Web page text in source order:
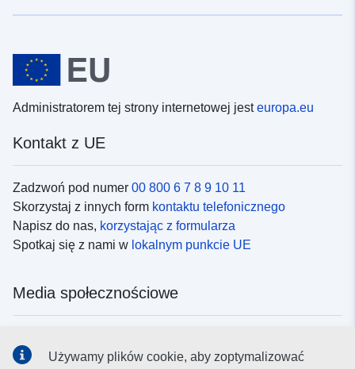
Administratorem tej strony internetowej jesteuropa.eu
Kontakt z UE
Zadzwoń pod numer 00 800 6 7 8 9 10 11
Skorzystaj z innych form kontaktu telefonicznego
Napisz do nas, korzystając z formularza
Spotkaj się z nami w lokalnym punkcie UE
Media społecznościowe
Używamy plików cookie, aby zoptymalizować